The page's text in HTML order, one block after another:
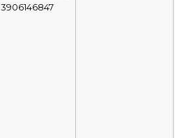
3906146847